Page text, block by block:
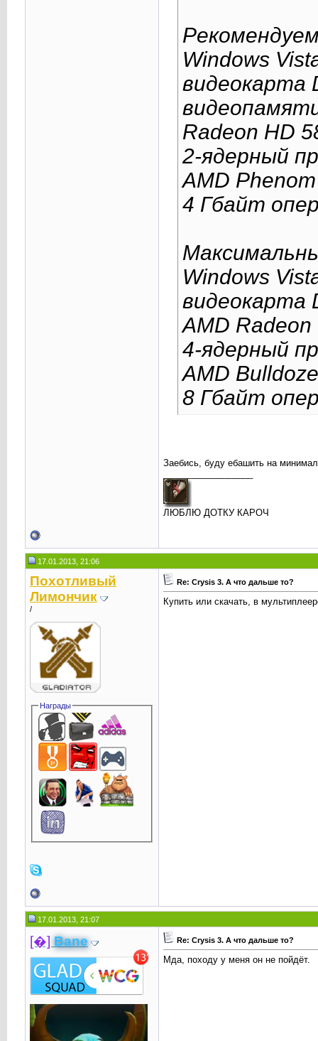
Windows
видеокарта
Radeon HD
2-ядерный
AMD
4 Гбайт
Windows
видеокарта
AMD Radeon
4-ядерный
AMD
8 Гбайт
Заебись, буду ебашить на
ЛЮБЛЮ ДОТКУ КАРОЧ
17.01.2013, 21:06
Похотливый
Лимончик
/
Награды
Re: Crysis 3. А что дальше то?
Купить или скачать, в
17.01.2013, 21:07
[�]Bane Re: Crysis 3. А что дальше то?
Мда, походу у меня он не пойдёт.